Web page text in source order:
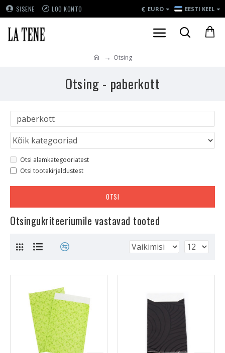
SISENE LOO KONTO € EURO EESTI KEEL
Otsing
Otsing - paberkott
Otsi alamkategooriatest
Otsi tootekirjeldustest
OTSI
Otsingukriteeriumile vastavad tooted